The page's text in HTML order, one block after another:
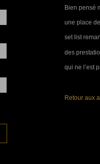
Bien pensé
une place
set list
des
qui ne l’est
Retour aux